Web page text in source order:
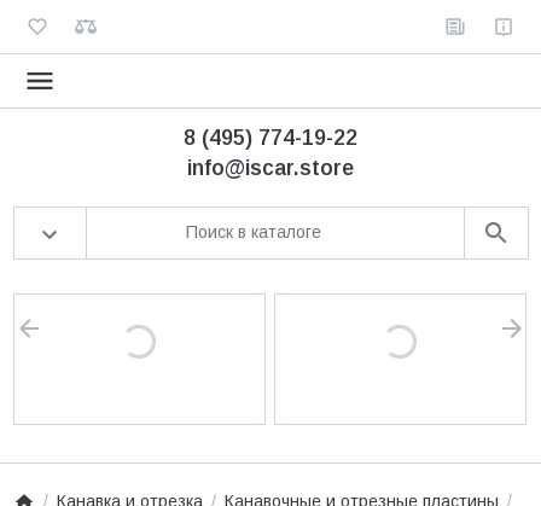
8 (495) 774-19-22
info@iscar.store
Канавка и отрезка
Канавочные и отрезные пластины